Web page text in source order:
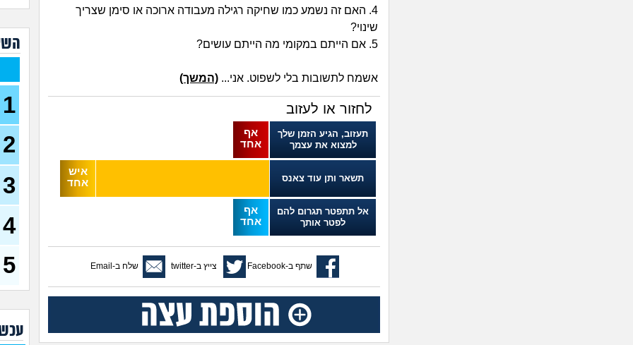
4. האם זה נשמע כמו שחיקה רגילה מעבודה ארוכה או סימן שצריך
שינוי?
5. אם הייתם במקומי מה הייתם עושים?
אשמח לתשובות בלי לשפוט. אני... (המשך)
לחזור או לעזוב
תעזוב, הגיע הזמן שלך
למצוא את עצמך
אף
אחד
תשאר ותן עוד צאנס
איש
אחד
אל תתפטר תגרום להם
לפטר אותך
אף
אחד
שתף ב-Facebook צייץ ב-twitter שלח ב-Email
מה
בת 23)
30)
1
2
3
4
5